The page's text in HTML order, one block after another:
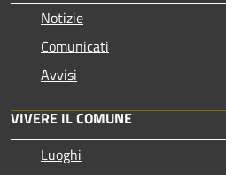
Notizie
Comunicati
Avvisi
VIVERE IL COMUNE
Luoghi